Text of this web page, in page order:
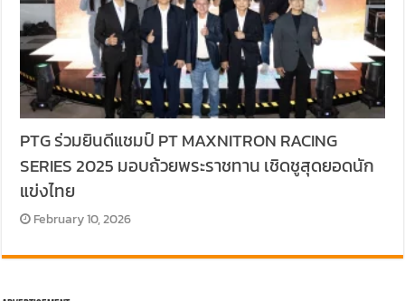
PTG ร่วมยินดีแชมป์ PT MAXNITRON RACING
SERIES 2025 มอบถ้วยพระราชทาน เชิดชูสุดยอดนัก
แข่งไทย
February 10, 2026